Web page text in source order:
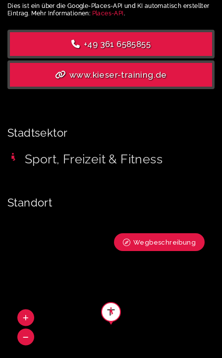
Dies ist ein über die Google-Places-API und KI automatisch erstellter
Eintrag. Mehr Informationen: Places-API .
+49 361 6585855
www.kieser-training.de
Stadtsektor
Sport, Freizeit & Fitness
Standort
Wegbeschreibung